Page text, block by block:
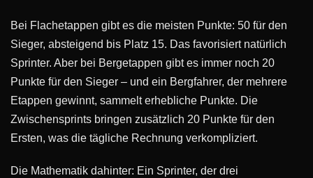
Bei Flachetappen gibt es die meisten Punkte: 50 für den
Sieger, absteigend bis Platz 15. Das favorisiert natürlich
Sprinter. Aber bei Bergetappen gibt es immer noch 20
Punkte für den Sieger – und ein Bergfahrer, der mehrere
Etappen gewinnt, sammelt erhebliche Punkte. Die
Zwischensprints bringen zusätzlich 20 Punkte für den
Ersten, was die tägliche Rechnung verkompliziert.
Die Mathematik dahinter: Ein Sprinter, der drei